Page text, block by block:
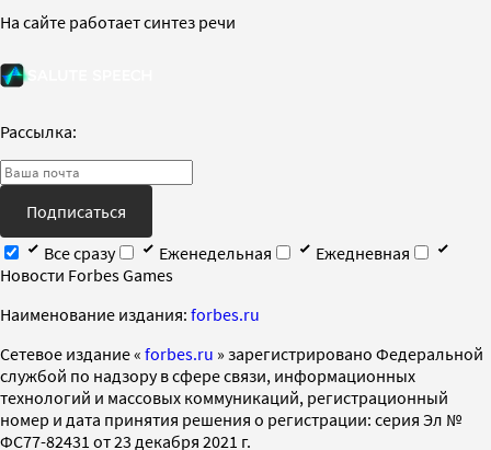
На сайте работает синтез речи
Рассылка:
Подписаться
Все сразу
Еженедельная
Ежедневная
Новости Forbes Games
Наименование издания: forbes.ru
Cетевое издание « forbes.ru » зарегистрировано Федеральной
службой по надзору в сфере связи, информационных
технологий и массовых коммуникаций, регистрационный
номер и дата принятия решения о регистрации: серия Эл №
ФС77-82431 от 23 декабря 2021 г.